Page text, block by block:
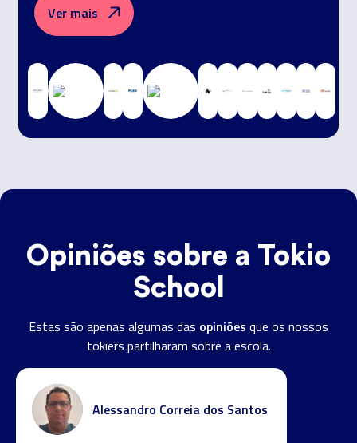
Ver mais
Opiniões sobre a Tokio
School
Estas são apenas algumas das opiniões que os nossos
tokiers partilharam sobre a escola.
Alessandro Correia dos Santos